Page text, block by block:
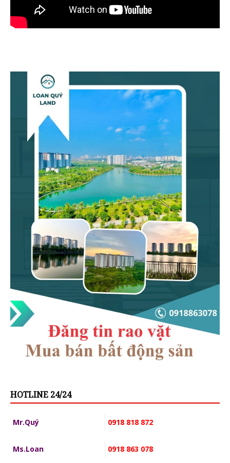
HOTLINE 24/24
Mr.Quý 0918 818 872
Ms.Loan 0918 863 078